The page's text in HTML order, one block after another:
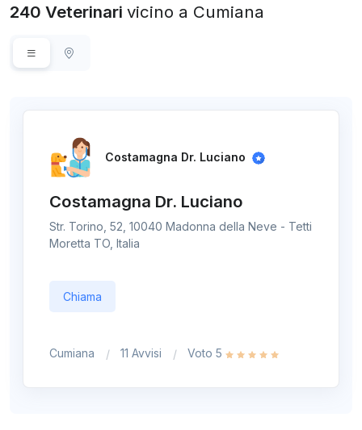
240 Veterinari vicino a Cumiana
Costamagna Dr. Luciano
Costamagna Dr. Luciano
Str. Torino, 52, 10040 Madonna della Neve - Tetti
Moretta TO, Italia
Chiama
Cumiana 11 Avvisi Voto 5